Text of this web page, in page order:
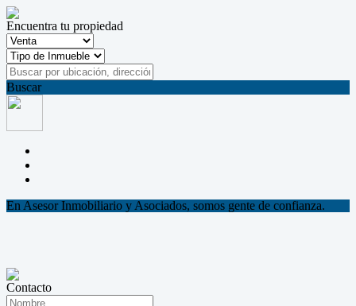
Encuentra tu propiedad
Buscar
En Asesor Inmobiliario y Asociados, somos gente de confianza.
Contacto